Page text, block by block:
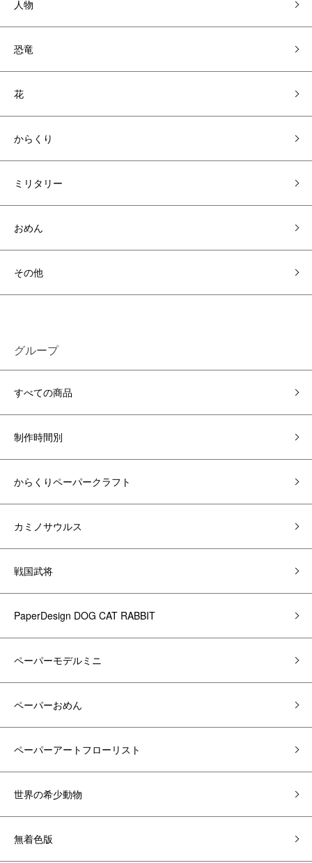
人物
恐竜
花
からくり
ミリタリー
おめん
その他
グループ
すべての商品
制作時間別
からくりペーパークラフト
カミノサウルス
戦国武将
PaperDesign DOG CAT RABBIT
ペーパーモデルミニ
ペーパーおめん
ペーパーアートフローリスト
世界の希少動物
無着色版